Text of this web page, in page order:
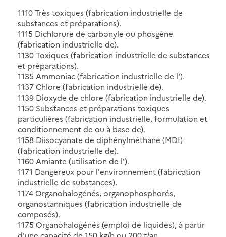
1110 Très toxiques (fabrication industrielle de
substances et préparations).
1115 Dichlorure de carbonyle ou phosgène
(fabrication industrielle de).
1130 Toxiques (fabrication industrielle de substances
et préparations).
1135 Ammoniac (fabrication industrielle de l').
1137 Chlore (fabrication industrielle de).
1139 Dioxyde de chlore (fabrication industrielle de).
1150 Substances et préparations toxiques
particulières (fabrication industrielle, formulation et
conditionnement de ou à base de).
1158 Diisocyanate de diphénylméthane (MDI)
(fabrication industrielle de).
1160 Amiante (utilisation de l').
1171 Dangereux pour l'environnement (fabrication
industrielle de substances).
1174 Organohalogénés, organophosphorés,
organostanniques (fabrication industrielle de
composés).
1175 Organohalogénés (emploi de liquides), à partir